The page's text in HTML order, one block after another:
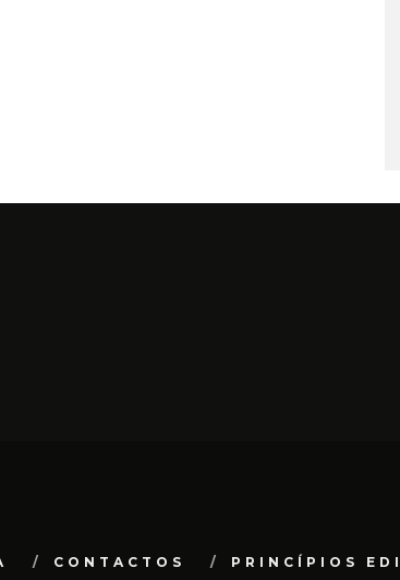
CONTACTOS PRINCÍPIOS